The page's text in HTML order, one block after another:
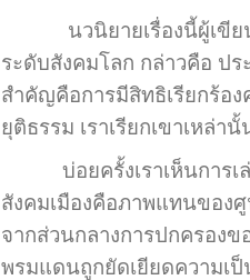
นวนิยายเรื่องนี้ผู้เขี
ระดับสังคมโลก กล่าวคือ ป
สำคัญคือการมีสิทธิเรียกร้อ
ยุติธรรม เราเรียกเขาเหล่า
บ่อยครั้งเราเห็นการ
สังคมเมืองคือภาพแทนของ
จากส่วนกลางการปกครอง
พรมแดนถูกยัดเยียดความเ